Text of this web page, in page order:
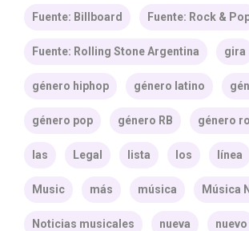
Fuente: Billboard Fuente: Rock &
Fuente: Rolling Stone Argentina gira
género hiphop género latino
género pop género RB género
las Legal lista los línea
Music más música Música
Noticias musicales nueva nuevo